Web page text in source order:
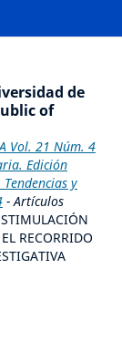
de
of
Vol. 21 Núm. 4
Edición
y
- Artículos
RECORRIDO